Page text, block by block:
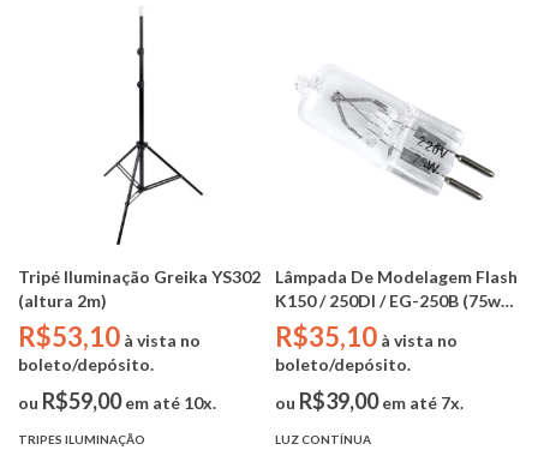
Tripé Iluminação Greika YS302
(altura 2m)
R$53,10 à vista no
boleto/depósito.
ou R$59,00em até 10x.
TRIPES ILUMINAÇÃO
Lâmpada De Modelagem Flash
K150 / 250DI / EG-250B (75w
220V)
R$35,10 à vista no
boleto/depósito.
ou R$39,00em até 7x.
LUZ CONTÍNUA